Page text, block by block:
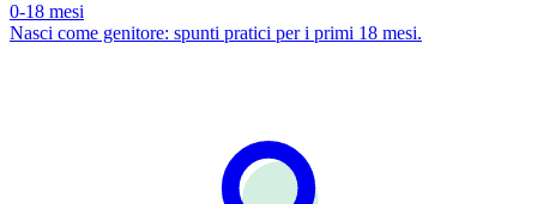
0-18 mesi
Nasci come genitore: spunti pratici per i primi 18 mesi.